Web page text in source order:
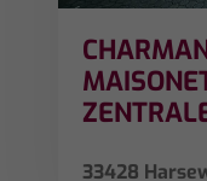
33428